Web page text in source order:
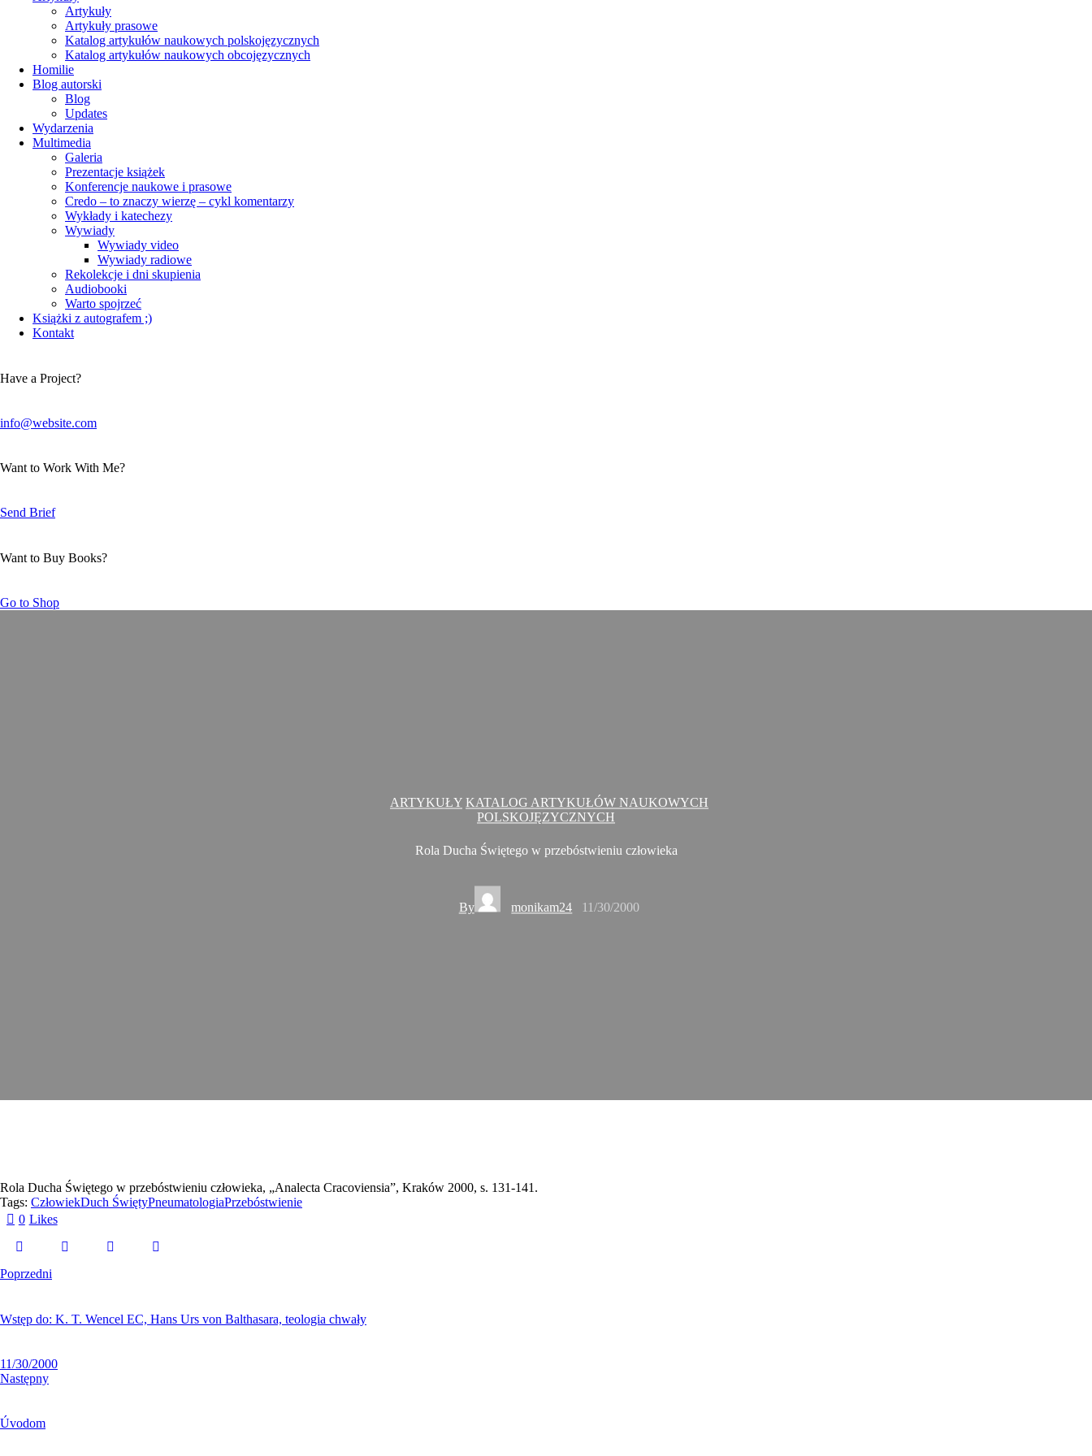
Artykuły
Artykuły prasowe
Katalog artykułów naukowych polskojęzycznych
Katalog artykułów naukowych obcojęzycznych
Homilie
Blog autorski
Blog
Updates
Wydarzenia
Multimedia
Galeria
Prezentacje książek
Konferencje naukowe i prasowe
Credo – to znaczy wierzę – cykl komentarzy
Wykłady i katechezy
Wywiady
Wywiady video
Wywiady radiowe
Rekolekcje i dni skupienia
Audiobooki
Warto spojrzeć
Książki z autografem ;)
Kontakt
Have a Project?
info@website.com
Want to Work With Me?
Send Brief
Want to Buy Books?
Go to Shop
ARTYKUŁY KATALOG ARTYKUŁÓW NAUKOWYCH
POLSKOJĘZYCZNYCH
Rola Ducha Świętego w przebóstwieniu człowieka
By monikam24 11/30/2000
Rola Ducha Świętego w przebóstwieniu człowieka, „Analecta Cracoviensia”, Kraków 2000, s. 131-141.
Tags: CzłowiekDuch ŚwiętyPneumatologiaPrzebóstwienie
0 Likes
Poprzedni
Wstęp do: K. T. Wencel EC, Hans Urs von Balthasara, teologia chwały
11/30/2000
Następny
Úvodom